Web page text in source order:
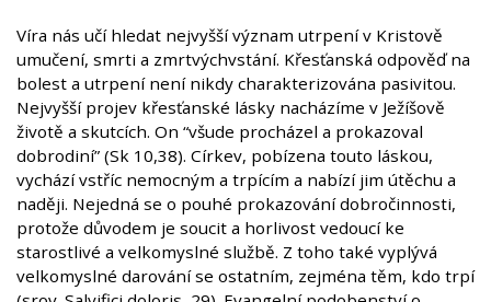
Víra nás učí hledat nejvyšší význam utrpení v Kristově
umučení, smrti a zmrtvýchvstání. Křesťanská odpověď na
bolest a utrpení není nikdy charakterizována pasivitou.
Nejvyšší projev křesťanské lásky nacházíme v Ježíšově
životě a skutcích. On “všude procházel a prokazoval
dobrodiní” (Sk 10,38). Církev, pobízena touto láskou,
vychází vstříc nemocným a trpícím a nabízí jim útěchu a
naději. Nejedná se o pouhé prokazování dobročinnosti,
protože důvodem je soucit a horlivost vedoucí ke
starostlivé a velkomyslné službě. Z toho také vyplývá
velkomyslné darování se ostatním, zejména těm, kdo trpí